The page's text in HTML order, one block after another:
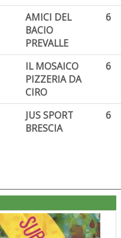
AMICI DEL
BACIO
PREVALLE
6
IL MOSAICO
PIZZERIA DA
CIRO
6
JUS SPORT
BRESCIA
6